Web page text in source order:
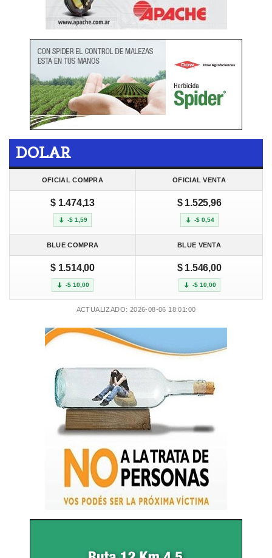
DOLAR
OFICIAL COMPRA OFICIAL VENTA
$ 1.474,13
-$ 1,59
$ 1.525,96
-$ 0,54
BLUE COMPRA BLUE VENTA
$ 1.514,00
-$ 10,00
$ 1.546,00
-$ 10,00
ACTUALIZADO: 2026-08-06 18:01:00